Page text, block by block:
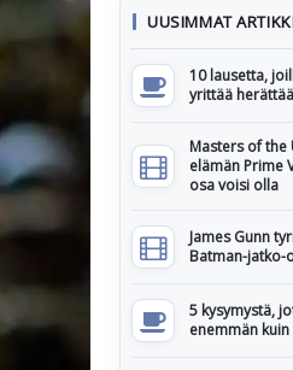
UUSIMMAT
10 lausetta,
yrittää
Masters of the
elämän Prime
osa voisi olla
James Gunn
Batman-jatko-
5 kysymystä,
enemmän